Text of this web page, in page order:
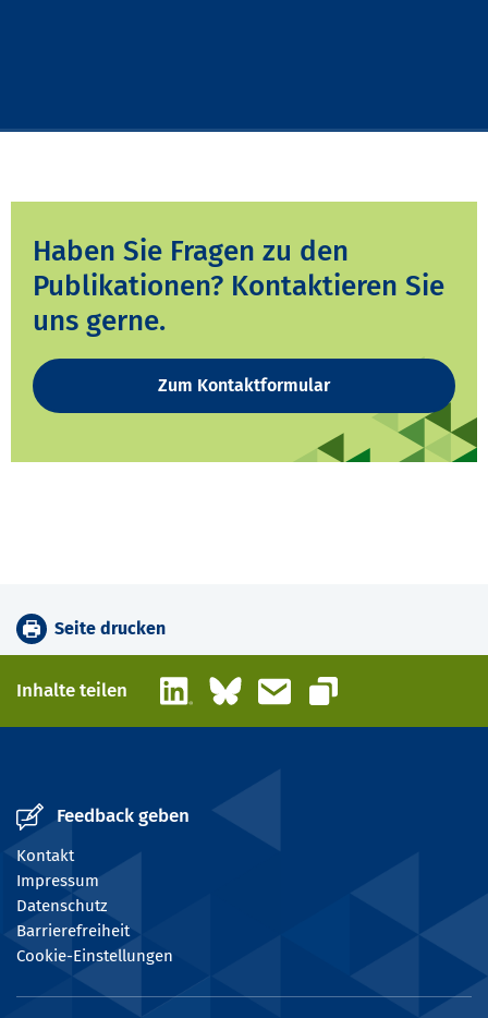
Haben Sie Fragen zu den
Publikationen? Kontaktieren Sie
uns gerne.
Zum Kontaktformular
Seite drucken
Inhalte teilen LinkedInBlueskyE-Mail
Link kopieren
Feedback geben
Kontakt
Impressum
Datenschutz
Barrierefreiheit
Cookie-Einstellungen